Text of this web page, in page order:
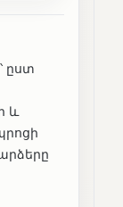
ըստ
և